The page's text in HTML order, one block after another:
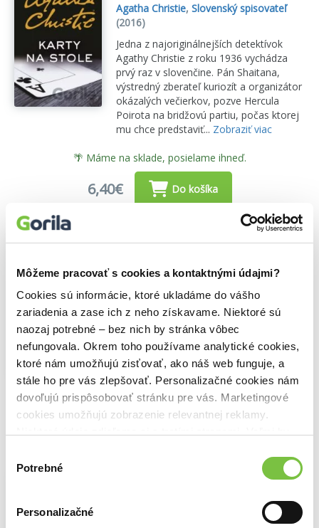
Môžeme pracovať s cookies a kontaktnými údajmi?
Cookies sú informácie, ktoré ukladáme do vášho
zariadenia a zase ich z neho získavame. Niektoré sú
naozaj potrebné – bez nich by stránka vôbec
nefungovala. Okrem toho používame analytické cookies,
ktoré nám umožňujú zisťovať, ako náš web funguje, a
stále ho pre vás zlepšovať. Personalizačné cookies nám
dovoľujú prispôsobovať stránku pre vás. Marketingové
cookies umožňujú zobrazenie relevantnej reklamy.
cookies.
súhlasu
Potrebné
Personalizačné
Agatha Christie, Slovenský spisovateľ
(2016)
Jedna z najoriginálnejších detektívok
Agathy Christie z roku 1936 vychádza
prvý raz v slovenčine. Pán Shaitana,
výstredný zberateľ kuriozít a organizátor
okázalých večierkov, pozve Hercula
Poirota na bridžovú partiu, počas ktorej
mu chce predstaviť... Zobraziť viac
🌴 Máme na sklade, posielame ihneď.
6,40€ Do košíka
Opona
(2023)
Poirotov posledný prípad
Posledný prípad slávneho detektíva
Hercula Poirota napísala Agatha Christie
ešte začiatkom 40. rokov minulého
storočia, počas druhej svetovej vojny, ...
Zobraziť viac
🌴 Máme na sklade, posielame ihneď.
11,40€
Smrť pri bazéne - prečítaná (bazár
Slovenský spisovateľ